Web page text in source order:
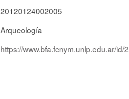
20120124002005
Arqueología
https://www.bfa.fcnym.unlp.edu.ar/id/